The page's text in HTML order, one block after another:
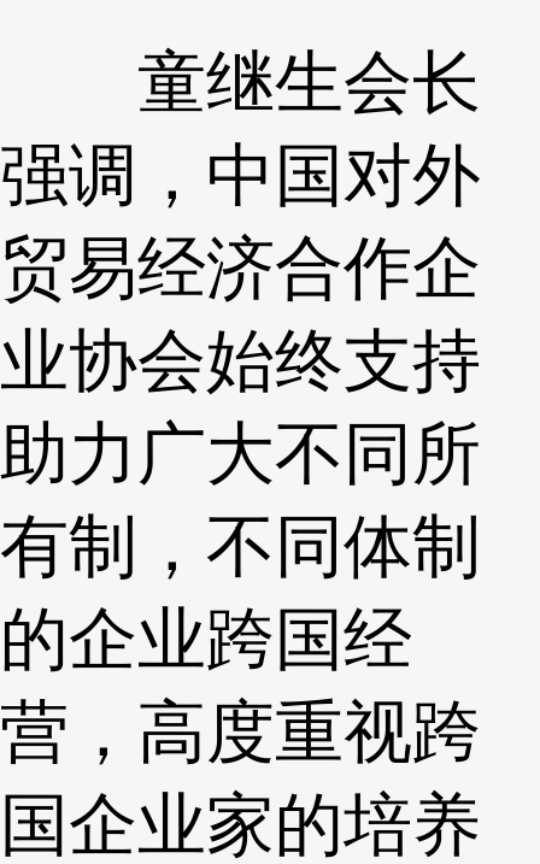
童继生会长
强调，中国对外
贸易经济合作企
业协会始终支持
助力广大不同所
有制，不同体制
的企业跨国经
营，高度重视跨
国企业家的培养